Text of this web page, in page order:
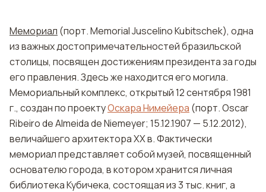
Мемориал (порт. Memorial Juscelino Kubitschek), одна
из важных достопримечательностей бразильской
столицы, посвящен достижениям президента за годы
его правления. Здесь же находится его могила.
Мемориальный комплекс, открытый 12 сентября 1981
г., создан по проектуОскара Нимейера (порт. Oscar
Ribeiro de Almeida de Niemeyer; 15.12.1907 — 5.12.2012),
величайшего архитектора XX в. Фактически
мемориал представляет собой музей, посвященный
основателю города, в котором хранится личная
библиотека Кубичека, состоящая из 3 тыс. книг, а